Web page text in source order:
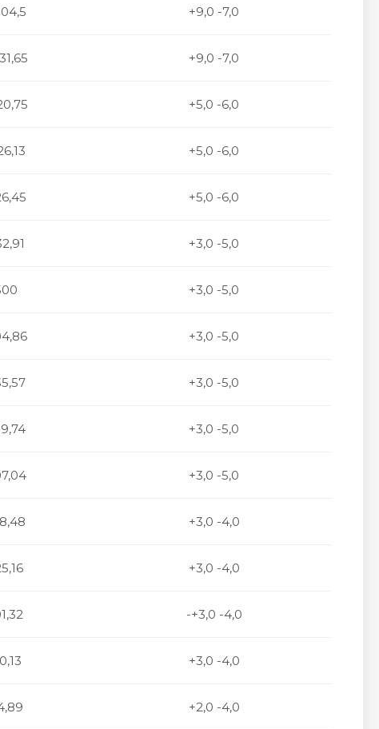
+9,0 -7,0
+9,0 -7,0
+5,0 -6,0
+5,0 -6,0
+5,0 -6,0
+3,0 -5,0
+3,0 -5,0
+3,0 -5,0
+3,0 -5,0
+3,0 -5,0
+3,0 -5,0
+3,0 -4,0
+3,0 -4,0
-+3,0 -4,0
+3,0 -4,0
+2,0 -4,0